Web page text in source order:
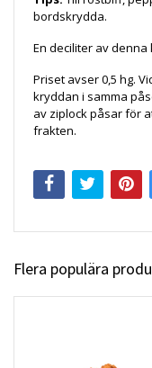
bordskrydda.
En deciliter av denna
Priset avser 0,5 hg.
kryddan i samma
av ziplock påsar för
frakten.
Flera populära